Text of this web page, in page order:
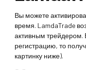
Вы можете
время. LamdaTrade
активным
регистрацию, то
картинку ниже).